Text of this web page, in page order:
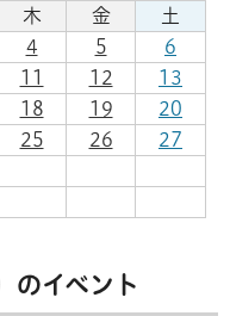
木 金
土
4 5
6
11 12
13
18 19
20
25 26
27
のイベント